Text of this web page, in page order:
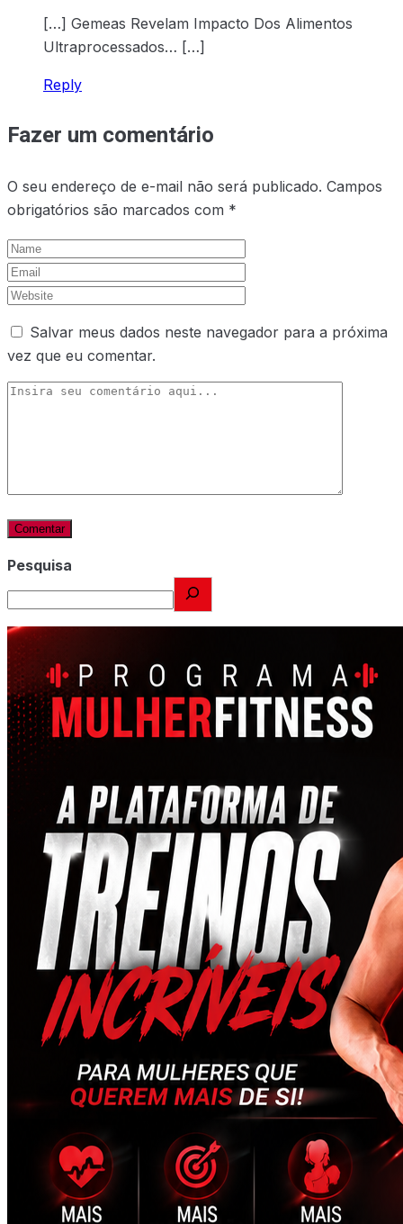
[…] Gemeas Revelam Impacto Dos Alimentos
Ultraprocessados… […]
Reply
Fazer um comentário
O seu endereço de e-mail não será publicado. Campos
obrigatórios são marcados com *
Salvar meus dados neste navegador para a próxima
vez que eu comentar.
Pesquisa